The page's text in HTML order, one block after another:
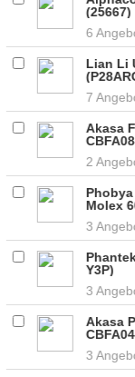
(25667)
6
Lian Li
7
Akasa
2
Molex
3
Y3P)
3
Akasa
3